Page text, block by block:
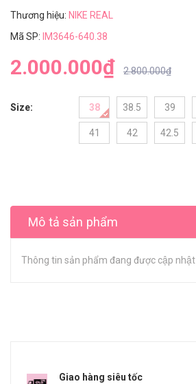
Thương hiệu: NIKE REAL
Mã SP: IM3646-640.38
2.000.000₫ 2.800.000₫
Size: 38 38.5 39
41 42 42.5
Mô tả sản phẩm
Thông tin sản phẩm đang được cập nhật
Giao hàng siêu tốc